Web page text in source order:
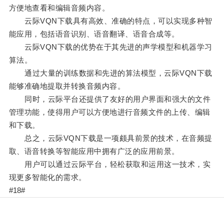
方便地查看和编辑音频内容。
云际VQN下载具有高效、准确的特点，可以实现多种智
能应用，包括语音识别、语音翻译、语音合成等。
云际VQN下载的优势在于其先进的声学模型和机器学习
算法。
通过大量的训练数据和先进的算法模型，云际VQN下载
能够准确地提取并转换音频内容。
同时，云际平台还提供了友好的用户界面和强大的文件
管理功能，使得用户可以方便地进行音频文件的上传、编辑
和下载。
总之，云际VQN下载是一项颇具前景的技术，在音频提
取、语音转换等智能应用中拥有广泛的应用前景。
用户可以通过云际平台，轻松获取和运用这一技术，实
现更多智能化的需求。
#18#